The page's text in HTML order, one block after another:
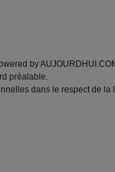
by
préalable.
dans le respect de